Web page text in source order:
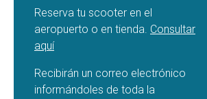
Reserva tu scooter en el
aeropuerto o en tienda. Consultar
aquí
Recibirán un correo electrónico
informándoles de toda la